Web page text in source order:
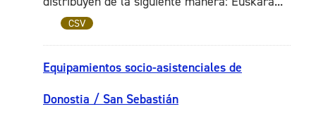
CSV
Equipamientos socio-asistenciales de
Donostia / San Sebastián